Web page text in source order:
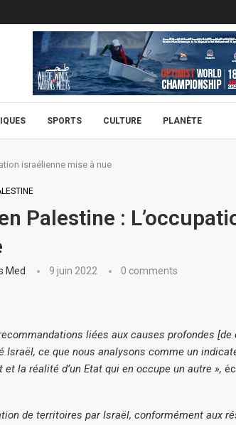
SPORTS CULTURE PLANÈTE
israélienne mise à nue
Palestine :
Med 9 juin 2022 0 comments
liées aux causes profondes
Israël, ce que nous analysons comme un
la réalité d’un Etat qui en occupe un autre »,
de territoires par Israël, conformément aux